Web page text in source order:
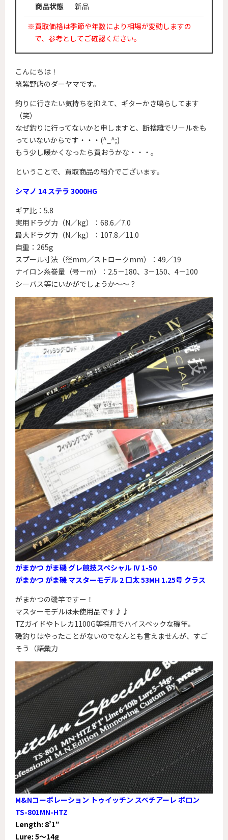
商品状態
新品
※買取価格は季節や年数により相場が変動しますの
で、参考としてご確認ください。
こんにちは！
筑紫野店のダーヤマです。
釣りに行きたい気持ちを抑えて、ギターかき鳴らしてます
（笑）
なぜ釣りに行ってないかと申しますと、断捨離でリールをも
っていないからです・・・(^_^;)
もう少し暖かくなったら買おうかな・・・。
ということで、買取商品の紹介でございます。
シマノ 14 ステラ 3000HG
ギア比：5.8
実用ドラグ力（N／kg）：68.6／7.0
最大ドラグ力（N／kg）：107.8／11.0
自重：265g
スプール寸法（径mm／ストロークmm）：49／19
ナイロン糸巻量（号－m）：2.5－180、3－150、4－100
シーバス等にいかがでしょうか～～？
がまかつ がま磯 グレ競技スペシャル IV 1-50
がまかつ がま磯 マスターモデル 2 口太 53MH 1.25号 クラス
がまかつの磯竿ですー！
マスターモデルは未使用品です♪♪
TZガイドやトレカ1100G等採用でハイスペックな磯竿。
磯釣りはやったことがないのでなんとも言えませんが、すご
そう（語彙力
M&Nコーポレーション トゥイッチン スペチアーレ ボロン
TS-801MN-HTZ
Length: 8’1″
Lure: 5～14g